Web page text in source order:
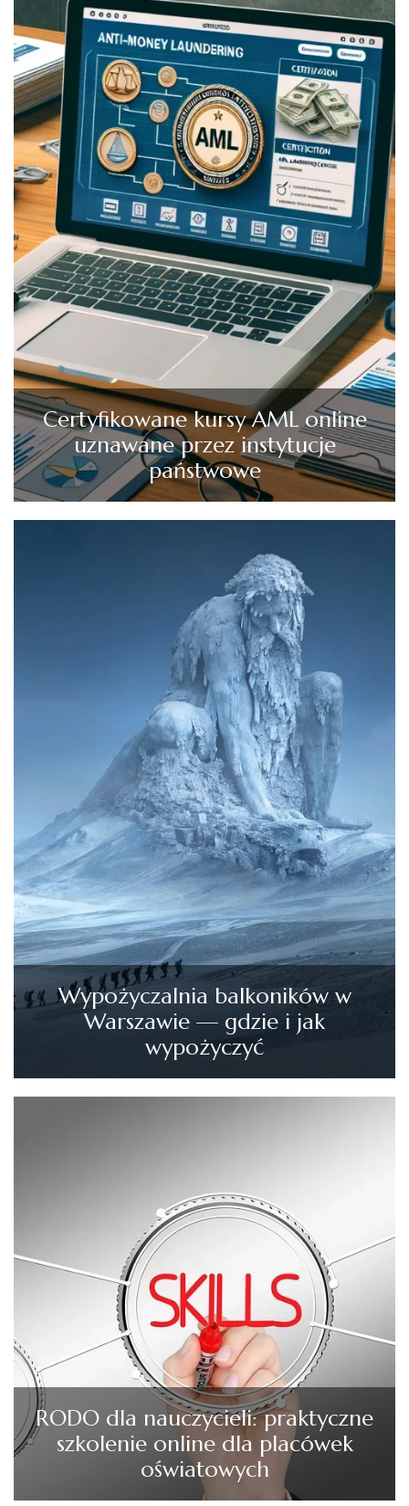
Certyfikowane kursy AML online
uznawane przez instytucje
państwowe
Wypożyczalnia balkoników w
Warszawie — gdzie i jak
wypożyczyć
RODO dla nauczycieli: praktyczne
szkolenie online dla placówek
oświatowych